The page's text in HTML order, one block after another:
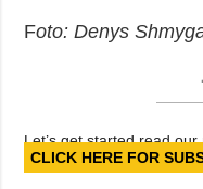
Foto: Denys
Let’s get started read
CLICK HERE FOR